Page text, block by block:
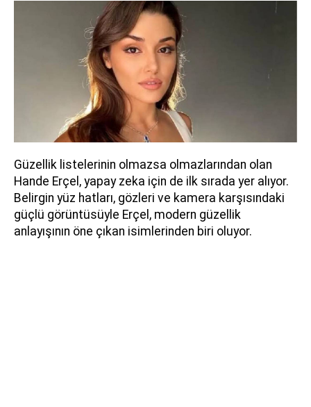
Güzellik listelerinin olmazsa olmazlarından olan
Hande Erçel, yapay zeka için de ilk sırada yer alıyor.
Belirgin yüz hatları, gözleri ve kamera karşısındaki
güçlü görüntüsüyle Erçel, modern güzellik
anlayışının öne çıkan isimlerinden biri oluyor.